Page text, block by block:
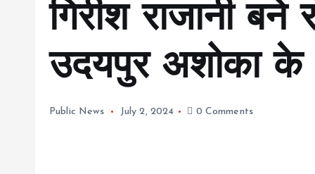
गिरीश राजानी
उदयपुर अशोका के
Public News July 2, 2024 0 Comments